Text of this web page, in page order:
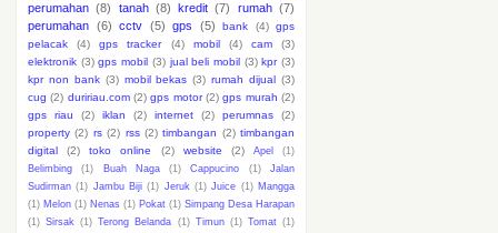
perumahan (8) tanah (8) kredit (7) rumah (7)
perumahan (6) cctv (5) gps (5) bank (4) gps
pelacak
(4) gps tracker (4) mobil (4) cam
(3)
elektronik (3) gps mobil (3) jual beli mobil (3) kpr (3)
kpr non bank (3) mobil bekas (3) rumah dijual (3)
cug (2) duririau.com (2) gps motor (2) gps murah (2)
gps riau
(2) iklan (2) internet (2) perumnas
(2)
property (2) rs (2) rss (2) timbangan (2) timbangan
digital
(2) toko online (2) website (2) Apel
(1)
Belimbing
(1) Buah Naga (1) Cappucino (1)
Jalan
Sudirman (1) Jambu Biji (1) Jeruk (1) Juice (1) Mangga
(1) Melon (1) Nenas (1) Pokat (1) Simpang Desa Harapan
(1) Sirsak (1) Terong Belanda (1) Timun (1) Tomat (1)